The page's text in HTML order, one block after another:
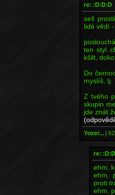
re: :D:D:D
seš
lidé vědí
ten styl
kšilt,
Do
myslíš, tj.
Z tvého
skupin
jde znát
Yoxer... |
re:
ehm,
ehm,
proti
ehm,